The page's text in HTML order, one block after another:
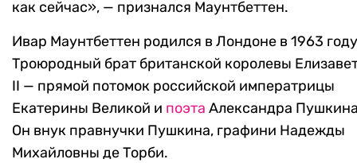
как сейчас», — признался Маунтбеттен.
Ивар Маунтбеттен родился в Лондоне в 1963
Троюродный брат британской королевы
II — прямой потомок российской императрицы
Екатерины Великой и поэта Александра
Он внук правнучки Пушкина, графини Надежды
Михайловны де Торби.